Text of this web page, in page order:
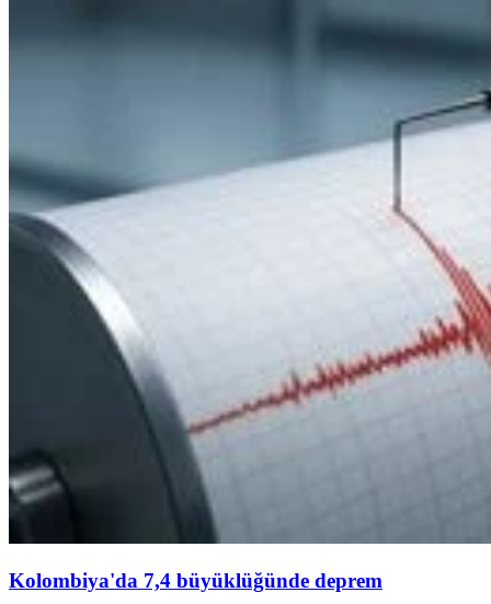
Kolombiya'da 7,4 büyüklüğünde deprem